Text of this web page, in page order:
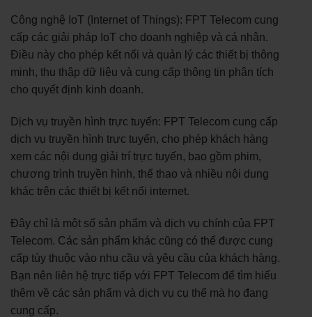
Công nghệ IoT (Internet of Things): FPT Telecom cung
cấp các giải pháp IoT cho doanh nghiệp và cá nhân.
Điều này cho phép kết nối và quản lý các thiết bị thông
minh, thu thập dữ liệu và cung cấp thông tin phân tích
cho quyết định kinh doanh.
Dịch vụ truyền hình trực tuyến: FPT Telecom cung cấp
dịch vụ truyền hình trực tuyến, cho phép khách hàng
xem các nội dung giải trí trực tuyến, bao gồm phim,
chương trình truyền hình, thể thao và nhiều nội dung
khác trên các thiết bị kết nối internet.
Đây chỉ là một số sản phẩm và dịch vụ chính của FPT
Telecom. Các sản phẩm khác cũng có thể được cung
cấp tùy thuộc vào nhu cầu và yêu cầu của khách hàng.
Bạn nên liên hệ trực tiếp với FPT Telecom để tìm hiểu
thêm về các sản phẩm và dịch vụ cụ thể mà họ đang
cung cấp.